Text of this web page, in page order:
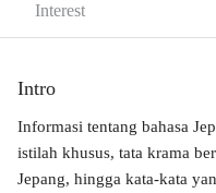
Interest
Intro
Informasi tentang bahasa
istilah khusus, tata krama
Jepang, hingga kata-kata